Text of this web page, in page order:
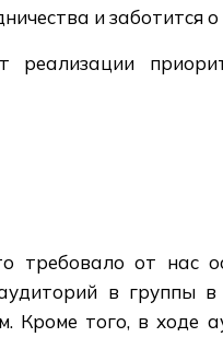
и заботится
требовало от нас
в группы в
Кроме того, в ходе